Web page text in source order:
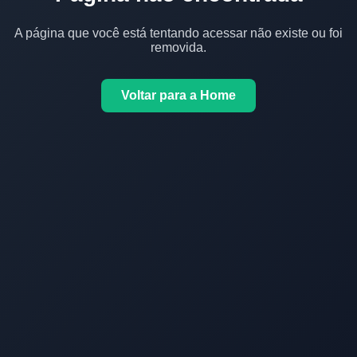
A página que você está tentando acessar não existe ou foi
removida.
Voltar para a Home